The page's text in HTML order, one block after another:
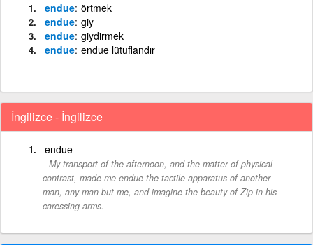
endue örtmek
endue giy
endue giydirmek
endue endue lütuflandır
İngilizce - İngilizce
endue
My transport of the afternoon, and the matter of physical
contrast, made me endue the tactile apparatus of another
man, any man but me, and imagine the beauty of Zip in his
caressing arms.